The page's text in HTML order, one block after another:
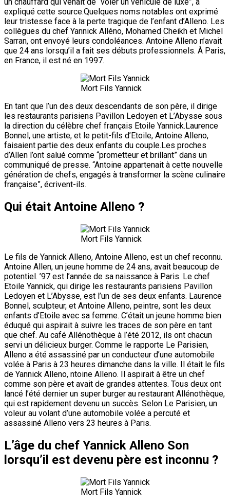
expliqué cette source.Quelques noms notables ont exprimé
leur tristesse face à la perte tragique de l’enfant d’Alleno. Les
collègues du chef Yannick Alléno, Mohamed Cheikh et Michel
Sarran, ont envoyé leurs condoléances. Antoine Alleno n’avait
que 24 ans lorsqu’il a fait ses débuts professionnels. À Paris,
en France, il est né en 1997.
Mort Fils Yannick
En tant que l’un des deux descendants de son père, il dirige
les restaurants parisiens Pavillon Ledoyen et L’Abysse sous
la direction du célèbre chef français Etoile Yannick.Laurence
Bonnel, une artiste, et le petit-fils d’Etoile, Antoine Alleno,
faisaient partie des deux enfants du couple.Les proches
d’Allen l’ont salué comme “prometteur et brillant” dans un
communiqué de presse. “Antoine appartenait à cette nouvelle
génération de chefs, engagés à transformer la scène culinaire
française”, écrivent-ils.
Qui était Antoine Alleno ?
Mort Fils Yannick
Le fils de Yannick Alleno, Antoine Alleno, est un chef reconnu.
Antoine Allen, un jeune homme de 24 ans, avait beaucoup de
potentiel. ’97 est l’année de sa naissance à Paris. Le chef
Etoile Yannick, qui dirige les restaurants parisiens Pavillon
Ledoyen et L’Abysse, est l’un de ses deux enfants. Laurence
Bonnel, sculpteur, et Antoine Alleno, peintre, sont les deux
enfants d’Etoile avec sa femme. C’était un jeune homme bien
éduqué qui aspirait à suivre les traces de son père en tant
que chef. Au café Allénothèque à l’été 2012, ils ont chacun
servi un délicieux burger. Comme le rapporte Le Parisien,
Alleno a été assassiné par un conducteur d’une automobile
volée à Paris à 23 heures dimanche dans la ville. Il était le fils
de Yannick Alleno, ntoine Alleno. Il aspirait à être un chef
comme son père et avait de grandes attentes. Tous deux ont
lancé l’été dernier un super burger au restaurant Allénothèque,
qui est rapidement devenu un succès. Selon Le Parisien, un
voleur au volant d’une automobile volée a percuté et
assassiné Alleno vers 23 heures à Paris.
L’âge du chef Yannick Alleno Son
lorsqu’il est devenu père est inconnu ?
Mort Fils Yannick